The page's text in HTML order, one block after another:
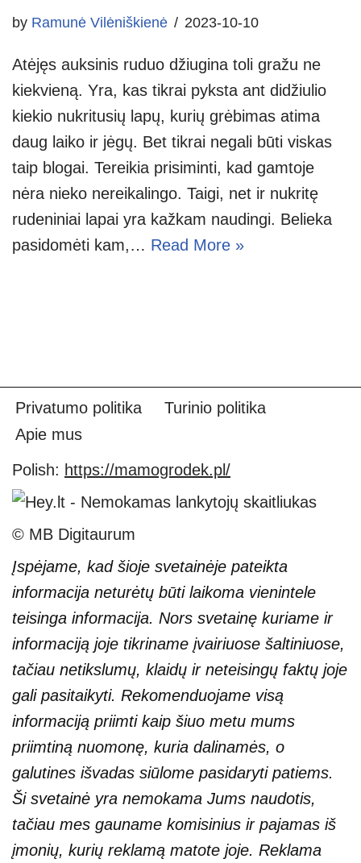
by Ramunė Vilėniškienė 2023-10-10
Atėjęs auksinis ruduo džiugina toli gražu ne
kiekvieną. Yra, kas tikrai pyksta ant didžiulio
kiekio nukritusių lapų, kurių grėbimas atima
daug laiko ir jėgų. Bet tikrai negali būti viskas
taip blogai. Tereikia prisiminti, kad gamtoje
nėra nieko nereikalingo. Taigi, net ir nukritę
rudeniniai lapai yra kažkam naudingi. Belieka
pasidomėti kam,… Read More »
Privatumo politika
Turinio politika
Apie mus
Polish: https://mamogrodek.pl/
© MB Digitaurum
Įspėjame, kad šioje svetainėje pateikta
informacija neturėtų būti laikoma vienintele
teisinga informacija. Nors svetainę kuriame ir
informaciją joje tikriname įvairiuose šaltiniuose,
tačiau netikslumų, klaidų ir neteisingų faktų joje
gali pasitaikyti. Rekomenduojame visą
informaciją priimti kaip šiuo metu mums
priimtiną nuomonę, kuria dalinamės, o
galutines išvadas siūlome pasidaryti patiems.
Ši svetainė yra nemokama Jums naudotis,
tačiau mes gauname komisinius ir pajamas iš
įmonių, kurių reklamą matote joje. Reklama